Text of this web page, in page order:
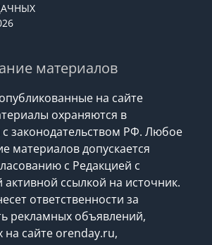
материалов
на сайте
охраняются в
с законодательством РФ. Любое
материалов допускается
с Редакцией с
активной ссылкой на источник.
ответственности за
рекламных объявлений,
сайте orenday.ru,